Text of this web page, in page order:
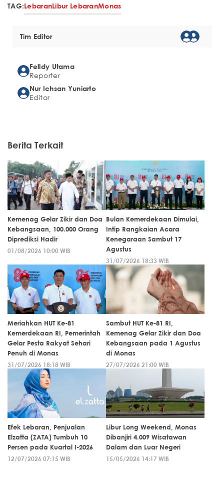
TAG:LebaranLibur LebaranMonas
Tim Editor
Felldy Utama
Reporter
Nur Ichsan Yuniarto
Editor
Berita Terkait
Kemenag Gelar Zikir dan Doa
Kebangsaan, 100.000 Orang
Diprediksi Hadir
01/08/2026 10:00 WIB
Bulan Kemerdekaan Dimulai,
Intip Rangkaian Acara
Kenegaraan Sambut 17
Agustus
31/07/2026 18:33 WIB
Meriahkan HUT Ke-81
Kemerdekaan RI, Pemerintah
Gelar Pesta Rakyat Sehari
Penuh di Monas
31/07/2026 18:18 WIB
Sambut HUT Ke-81 RI,
Kemenag Gelar Zikir dan Doa
Kebangsaan pada 1 Agustus
di Monas
27/07/2026 21:00 WIB
Efek Lebaran, Penjualan
Elzatta (ZATA) Tumbuh 10
Persen pada Kuartal I-2026
12/07/2026 07:15 WIB
Libur Long Weekend, Monas
Dibanjiri 4.009 Wisatawan
Dalam dan Luar Negeri
15/05/2026 14:17 WIB